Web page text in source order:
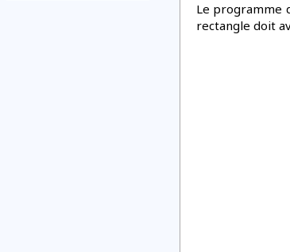
Le programme
rectangle doit